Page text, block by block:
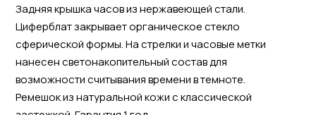
Задняя крышка часов из нержавеющей стали.
Циферблат закрывает органическое стекло
сферической формы. На стрелки и часовые метки
нанесен светонакопительный состав для
возможности считывания времени в темноте.
Ремешок из натуральной кожи с классической